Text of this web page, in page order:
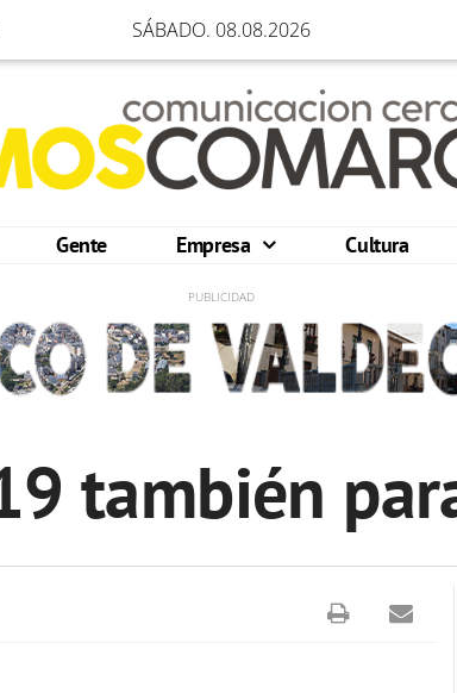
SÁBADO. 08.08.2026
Gente Empresa Cultura
también